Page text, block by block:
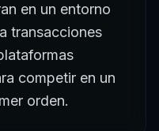
en un entorno
transacciones
competir en un
orden.